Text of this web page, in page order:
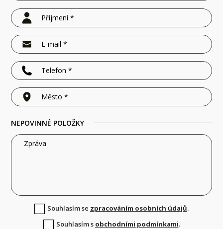
NEPOVINNÉ POLOŽKY
Souhlasím se zpracováním osobních údajů.
Souhlasím s obchodními podmínkami.